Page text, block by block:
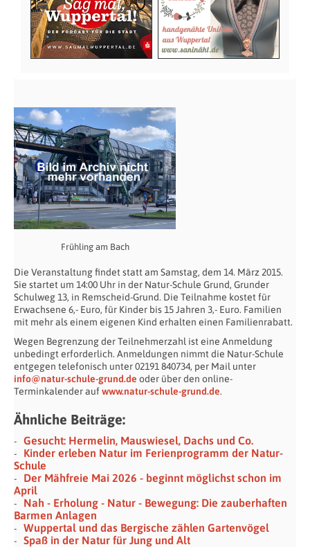
Frühling am Bach
Die Veranstaltung findet statt am Samstag, dem 14. März 2015.
Sie startet um 14:00 Uhr in der Natur-Schule Grund, Grunder
Schulweg 13, in Remscheid-Grund. Die Teilnahme kostet für
Erwachsene 6,- Euro, für Kinder bis 15 Jahren 3,- Euro. Familien
mit mehr als einem eigenen Kind erhalten einen Familienrabatt.
Wegen Begrenzung der Teilnehmerzahl ist eine Anmeldung
unbedingt erforderlich. Anmeldungen nimmt die Natur-Schule
entgegen telefonisch unter 02191 840734, per Mail unter
info@natur-schule-grund.de oder über den online-
Terminkalender auf www.natur-schule-grund.de.
Ähnliche Beiträge:
Gesucht: Hermelin, Mauswiesel, Dachs und Co.
Kinder erleben Natur im Ferienprogramm der Natur-
Schule
Der Mähfreie Mai 2026 - beginnt möglichst schon im
April
Nah - Erholung - Natur - Bewegung: Die zauberhaften
Barmen Anlagen
Wuppertal und das Bergische zählen Gartenvögel
Spaß in der Natur für Jung und Alt